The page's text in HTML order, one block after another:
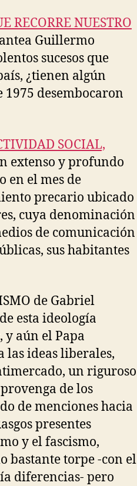
RECORRE NUESTRO
Guillermo
sucesos que
¿tienen algún
desembocaron
SOCIAL,
extenso y profundo
en el mes de
precario ubicado
cuya denominación
de comunicación
sus habitantes
de Gabriel
esta ideología
aún el Papa
las ideas liberales,
un riguroso
de los
de menciones hacia
presentes
y el fascismo,
bastante torpe -con el
diferencias- pero